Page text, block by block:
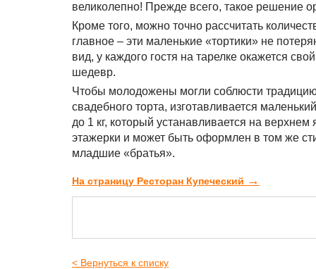
великолепно! Прежде всего, такое решение
Кроме того, можно точно рассчитать
главное – эти маленькие «тортики» не
вид, у каждого гостя на тарелке окажется
шедевр.
Чтобы молодожены могли соблюсти
свадебного торта, изготавливается
до 1 кг, который устанавливается на верхнем
этажерки и может быть оформлен в том же
младшие «братья».
На страницу Ресторан Купеческий →
< Вернуться к списку